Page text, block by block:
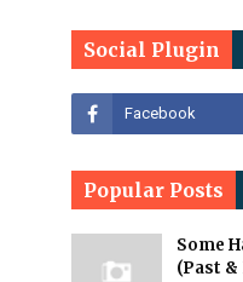
Social Plugin
Popular Posts
Some
(Past &